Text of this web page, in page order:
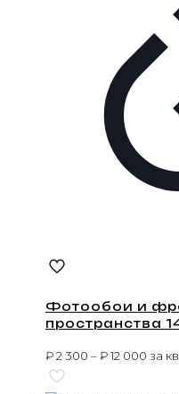
Фотообои и
пространства
₽2 300 –₽12 000 за